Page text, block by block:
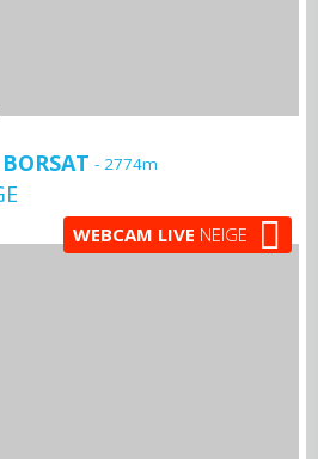
- 2774m
WEBCAM LIVE NEIGE